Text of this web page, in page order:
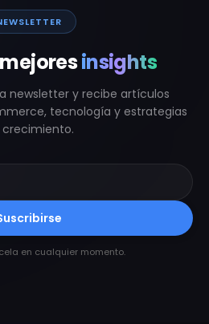
insights
newsletter y recibe artículos
tecnología y estrategias
crecimiento.
en cualquier momento.